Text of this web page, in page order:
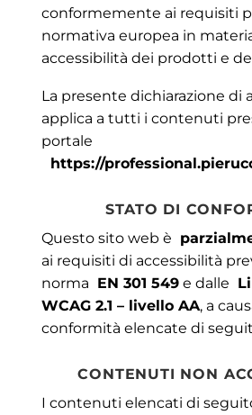
conformemente ai requisiti
normativa europea in
accessibilità dei prodotti e
La presente dichiarazione di
applica a tutti i contenuti
portale
https://
STATO DI
Questo sito web è
ai requisiti di accessibilità
norma EN 301 549 e dalle
WCAG 2.1 – livello AA, a
conformità elencate di
CONTENUTI NON
I contenuti elencati di